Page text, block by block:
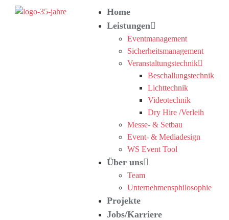
Home
Leistungen
Eventmanagement
Sicherheitsmanagement
Veranstaltungstechnik
Beschallungstechnik
Lichttechnik
Videotechnik
Dry Hire /Verleih
Messe- & Setbau
Event- & Mediadesign
WS Event Tool
Über uns
Team
Unternehmensphilosophie
Projekte
Jobs/Karriere